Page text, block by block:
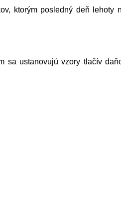
ktorým posledný deň lehoty
sa ustanovujú vzory tlačív